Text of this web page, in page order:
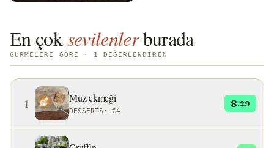
En çoksevilenlerburada
GURMELERE GÖRE · 1 DEĞERLENDIREN
1 Muz ekmeği
DESSERTS · €4
8.29